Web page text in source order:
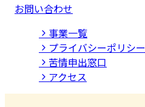
お問い合わせ
事業⼀覧
プライバシーポリシー
苦情申出窓口
アクセス